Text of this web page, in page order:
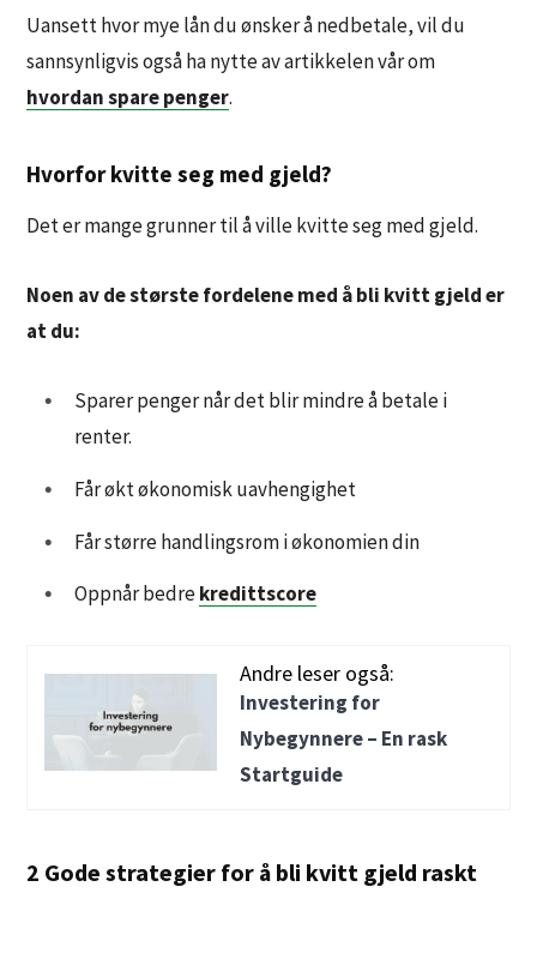
Uansett hvor mye lån du ønsker å nedbetale, vil du
sannsynligvis også ha nytte av artikkelen vår om
hvordan spare penger.
Hvorfor kvitte seg med gjeld?
Det er mange grunner til å ville kvitte seg med gjeld.
Noen av de største fordelene med å bli kvitt gjeld er
at du:
Sparer penger når det blir mindre å betale i
renter.
Får økt økonomisk uavhengighet
Får større handlingsrom i økonomien din
Oppnår bedrekredittscore
Andre leser også:
Investering for
Nybegynnere – En rask
Startguide
2 Gode strategier for å bli kvitt gjeld raskt